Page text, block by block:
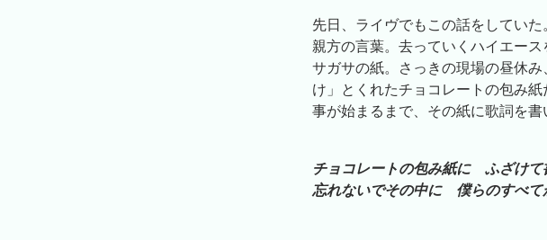
先日、ライヴでもこの話をしてい
親方の言葉。去っていくハイエー
サガサの紙。さっきの現場の昼休
け」とくれたチョコレートの包み
事が始まるまで、その紙に歌詞を
チョコレートの包み紙に ふざけて
忘れないでその中に 僕らのすべて